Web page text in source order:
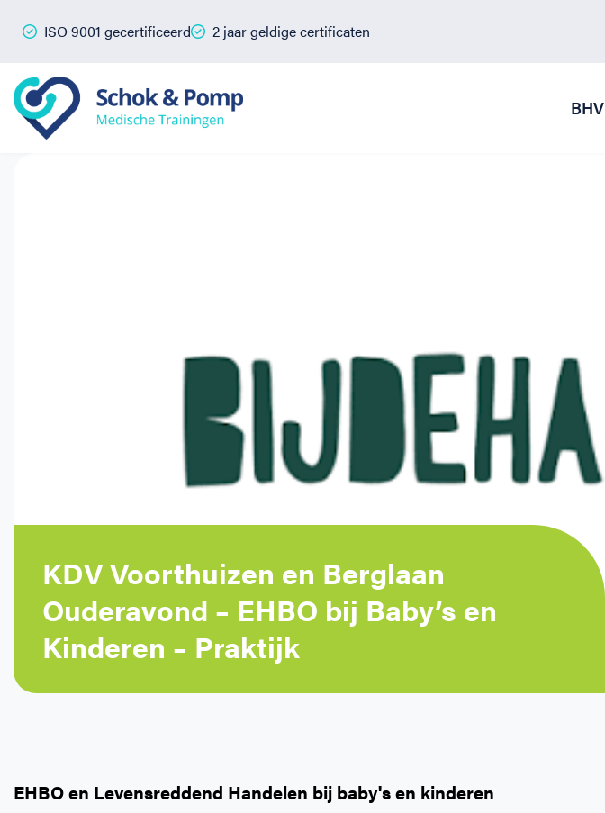
ISO 9001 gecertificeerd 2 jaar geldige certificaten
BHV
KDV Voorthuizen en Berglaan
Ouderavond – EHBO bij Baby’s en
Kinderen – Praktijk
EHBO en Levensreddend Handelen bij baby's en kinderen